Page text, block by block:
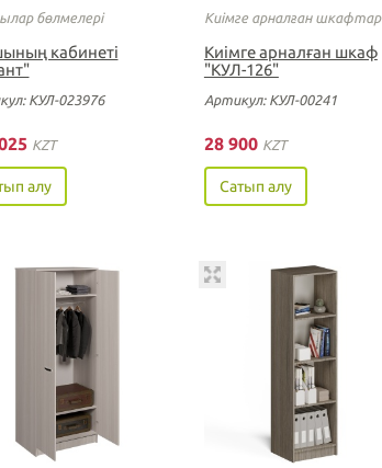
бөлмелері
кабинеті
КУЛ-023976
KZT
алу
Киімге арналған шкафтар
Киімге арналған шкаф
"КУЛ-126"
Артикул: КУЛ-00241
28 900 KZT
Сатып алу